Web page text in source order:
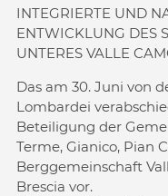
INTEGRIERTE UND
ENTWICKLUNG DES
UNTERES VALLE
Das am 30. Juni von
Lombardei
Beteiligung der
Terme, Gianico, Pian
Berggemeinschaft
Brescia vor.